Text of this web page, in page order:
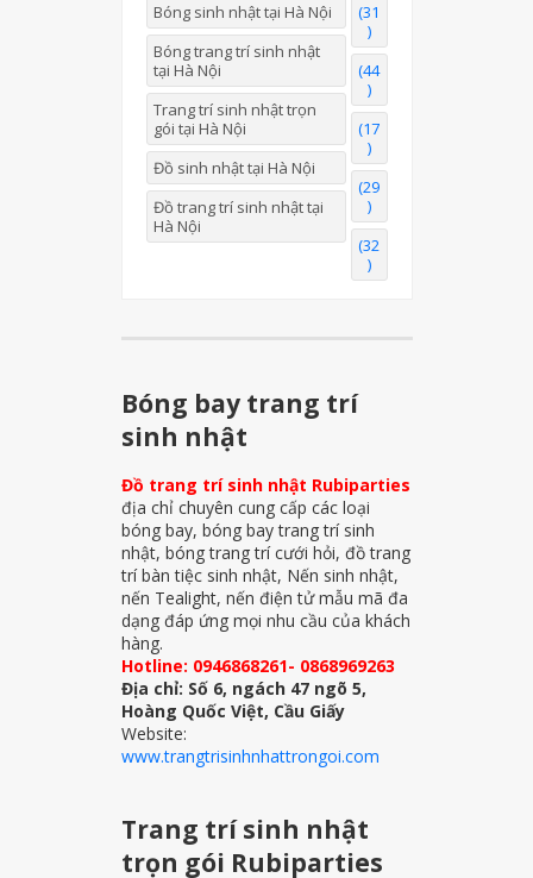
Bóng sinh nhật tại Hà Nội
(31
)
Bóng trang trí sinh nhật
tại Hà Nội
(44
)
Trang trí sinh nhật trọn
gói tại Hà Nội
(17
)
Đồ sinh nhật tại Hà Nội
(29
)
Đồ trang trí sinh nhật tại
Hà Nội
(32
)
Bóng bay trang trí
sinh nhật
Đồ trang trí sinh nhật Rubiparties
địa chỉ chuyên cung cấp các loại
bóng bay, bóng bay trang trí sinh
nhật, bóng trang trí cưới hỏi, đồ trang
trí bàn tiệc sinh nhật, Nến sinh nhật,
nến Tealight, nến điện tử mẫu mã đa
dạng đáp ứng mọi nhu cầu của khách
hàng.
Hotline: 0946868261- 0868969263
Địa chỉ: Số 6, ngách 47 ngõ 5,
Hoàng Quốc Việt, Cầu Giấy
Website:
www.trangtrisinhnhattrongoi.com
Trang trí sinh nhật
trọn gói Rubiparties